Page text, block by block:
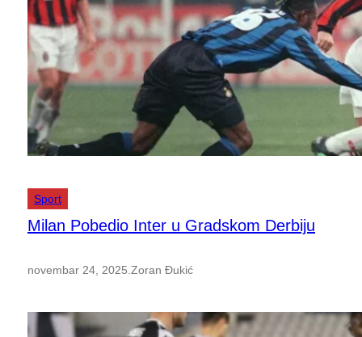
Sport
Milan Pobedio Inter u Gradskom Derbiju
novembar 24, 2025 Zoran Đukić